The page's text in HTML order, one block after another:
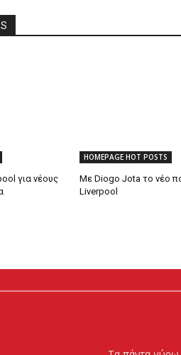
για νέους
HOMEPAGE HOT POSTS
Με Diogo Jota το νέο
Liverpool